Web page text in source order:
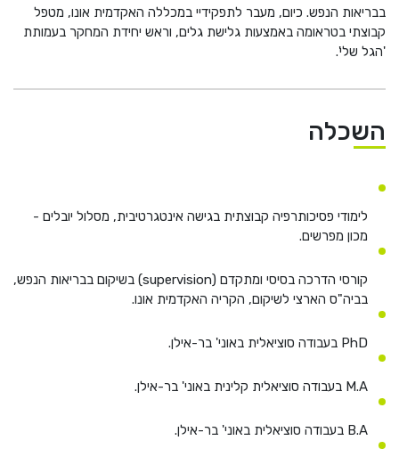
בבריאות הנפש. כיום, מעבר לתפקידיי במכללה האקדמית אונו, מטפל
קבוצתי בטראומה באמצעות גלישת גלים, וראש יחידת המחקר בעמותת
'הגל שלי'.
השכלה
לימודי פסיכותרפיה קבוצתית בגישה אינטגרטיבית, מסלול יובלים -
מכון מפרשים.
קורסי הדרכה בסיסי ומתקדם (supervision) בשיקום בבריאות הנפש,
בביה"ס הארצי לשיקום, הקריה האקדמית אונו.
PhD בעבודה סוציאלית באוני' בר-אילן.
M.A בעבודה סוציאלית קלינית באוני' בר-אילן.
B.A בעבודה סוציאלית באוני' בר-אילן.